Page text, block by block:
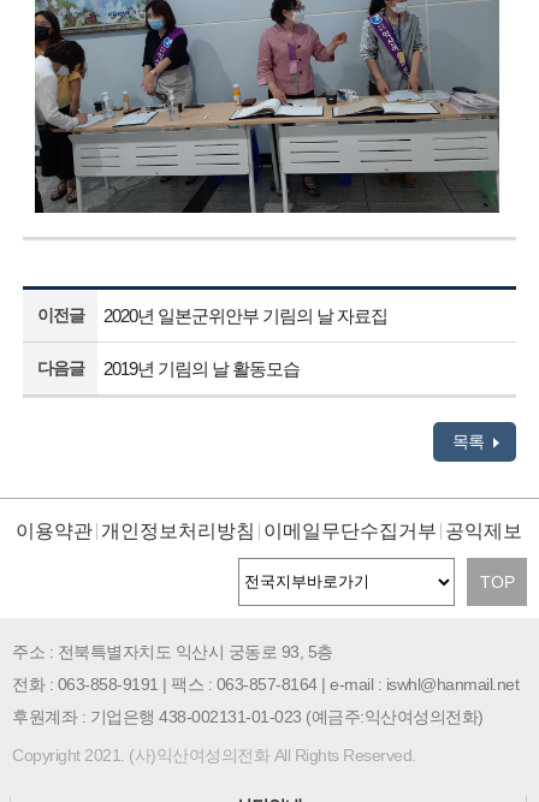
이전글 2020년 일본군위안부 기림의 날 자료집
다음글 2019년 기림의 날 활동모습
목록
이용약관 개인정보처리방침 이메일무단수집거부 공익제보
TOP
주소 : 전북특별자치도 익산시 궁동로 93, 5층
전화 : 063-858-9191 | 팩스 : 063-857-8164 | e-mail : iswhl@hanmail.net
후원계좌 : 기업은행 438-002131-01-023 (예금주:익산여성의전화)
Copyright 2021. (사)익산여성의전화 All Rights Reserved.